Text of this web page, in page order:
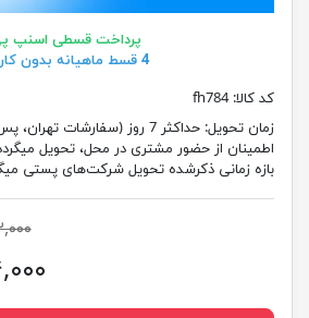
پرداخت قسطی اسنپ
4 قسط ماهیانه بدون کارمزد
کد کالا: fh784
زمان تحویل:
حداکثر 7 روز (سفارشات
اطمینان از حضور مشتری در محل، تحویل
بازه زمانی ذکرشده تحویل شرکت‌های پستی